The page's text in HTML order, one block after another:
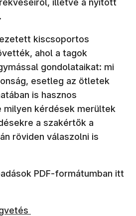
illetve a nyitott
kiscsoportos
ahol a tagok
gondolataikat: mi
esetleg az ötletek
is hasznos
milyen kérdések merültek
a szakértők a
röviden válaszolni is
PDF-formátumban itt
meg)